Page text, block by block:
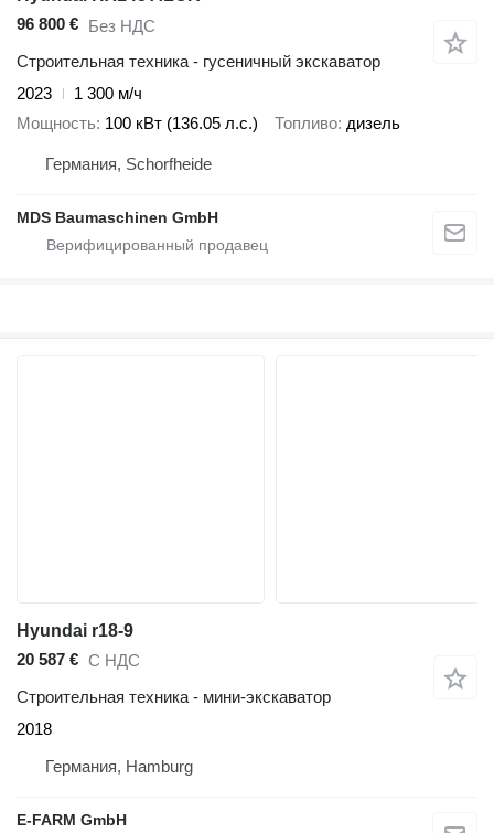
96 800 € Без НДС
Строительная техника - гусеничный экскаватор
2023
1 300 м/ч
Мощность 100 кВт (136.05 л.с.) Топливо дизель
Германия, Schorfheide
MDS Baumaschinen GmbH
Hyundai r18-9
20 587 € С НДС
Строительная техника - мини-экскаватор
2018
Германия, Hamburg
E-FARM GmbH